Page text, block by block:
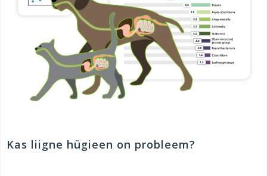
Kas liigne hügieen on probleem?